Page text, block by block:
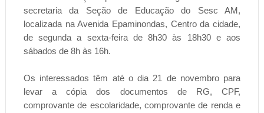
secretaria da Seção de Educação do Sesc AM,
localizada na Avenida Epaminondas, Centro da cidade,
de segunda a sexta-feira de 8h30 às 18h30 e aos
sábados de 8h às 16h.
Os interessados têm até o dia 21 de novembro para
levar a cópia dos documentos de RG, CPF,
comprovante de escolaridade, comprovante de renda e